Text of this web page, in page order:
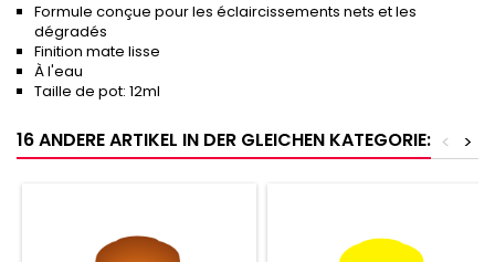
Formule conçue pour les éclaircissements nets et les
dégradés
Finition mate lisse
À l'eau
Taille de pot: 12ml
16 ANDERE ARTIKEL IN DER GLEICHEN KATEGORIE: >
<